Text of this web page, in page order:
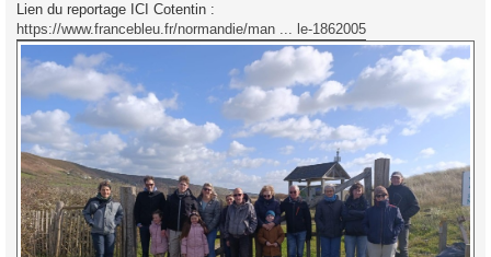
Lien du reportage ICI Cotentin :
https://www.francebleu.fr/normandie/man ... le-1862005